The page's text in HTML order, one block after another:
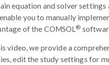
equation and solver
you to manually
of the COMSOL®
video, we provide a
edit the study settings for